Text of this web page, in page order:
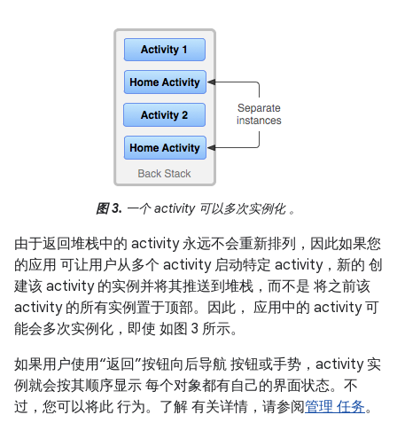
图 3. 一个 activity 可以多次实例化 。
由于返回堆栈中的 activity 永远不会重新排列，因此如果您
的应用 可让用户从多个 activity 启动特定 activity，新的 创
建该 activity 的实例并将其推送到堆栈，而不是 将之前该
activity 的所有实例置于顶部。因此， 应用中的 activity 可
能会多次实例化，即使 如图 3 所示。
如果用户使用“返回”按钮向后导航 按钮或手势，activity 实
例就会按其顺序显示 每个对象都有自己的界面状态。不
过，您可以将此 行为。了解 有关详情，请参阅管理 任务。